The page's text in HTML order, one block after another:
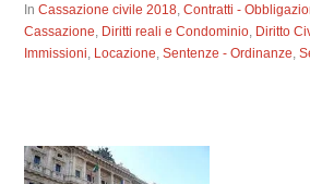
InCassazione civile 2018 ,Contratti -
Cassazione Diritti reali e Condominio Diritto
Immissioni Locazione ,Sentenze - Ordinanze ,